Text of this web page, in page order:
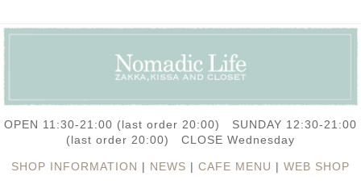
OPEN 11:30-21:00 (last order 20:00) SUNDAY 12:30-21:00
(last order 20:00) CLOSE Wednesday
SHOP INFORMATION | NEWS | CAFE MENU | WEB SHOP